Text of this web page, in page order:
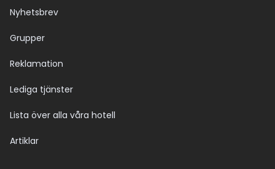
Nyhetsbrev
Grupper
Reklamation
Lediga tjänster
Lista över alla våra hotell
Artiklar